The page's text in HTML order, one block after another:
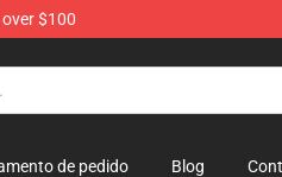
$100
de pedido Blog